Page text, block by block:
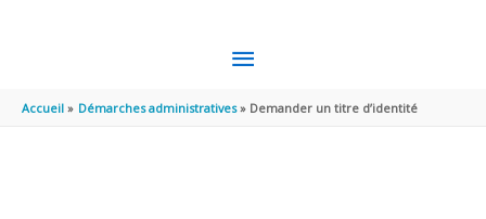
MENU
PRINCIPAL
Accueil Démarches administratives Demander un titre d’identité